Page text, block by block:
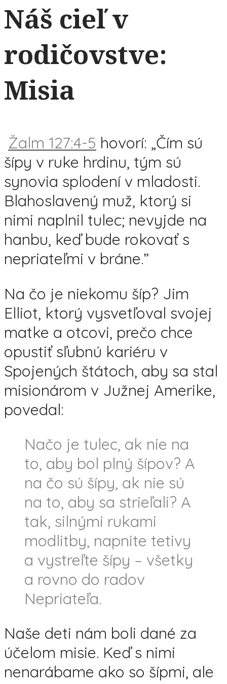
Náš cieľ v
rodičovstve:
Misia
Žalm 127:4-5 hovorí: „Čím sú
šípy v ruke hrdinu, tým sú
synovia splodení v mladosti.
Blahoslavený muž, ktorý si
nimi naplnil tulec; nevyjde na
hanbu, keď bude rokovať s
nepriateľmi v bráne.”
Na čo je niekomu šíp? Jim
Elliot, ktorý vysvetľoval svojej
matke a otcovi, prečo chce
opustiť sľubnú kariéru v
Spojených štátoch, aby sa stal
misionárom v Južnej Amerike,
povedal:
Načo je tulec, ak nie na
to, aby bol plný šípov? A
na čo sú šípy, ak nie sú
na to, aby sa strieľali? A
tak, silnými rukami
modlitby, napnite tetivy
a vystreľte šípy – všetky
a rovno do radov
Nepriateľa.
Naše deti nám boli dané za
účelom misie. Keď s nimi
nenarábame ako so šípmi, ale